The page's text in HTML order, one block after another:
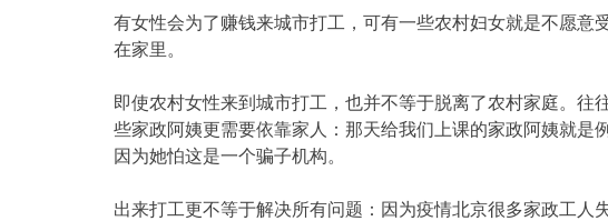
有女性会为了赚钱来城市打工，可有一些农村妇女就是不愿意
在家里。
即使农村女性来到城市打工，也并不等于脱离了农村家庭。往
些家政阿姨更需要依靠家人：那天给我们上课的家政阿姨就是
因为她怕这是一个骗子机构。
出来打工更不等于解决所有问题：因为疫情北京很多家政工人